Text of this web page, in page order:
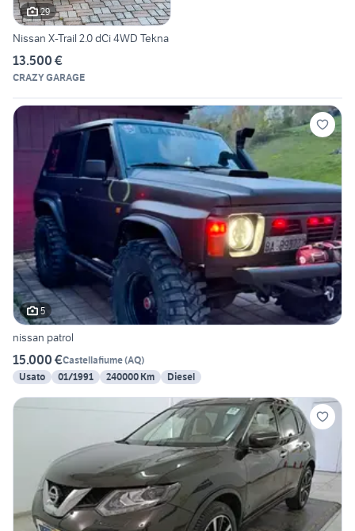
29
Nissan X-Trail 2.0 dCi 4WD Tekna
13.500 €
CRAZY GARAGE
5
nissan patrol
15.000 €Castellafiume(AQ)
Usato
01/1991 240000 Km Diesel